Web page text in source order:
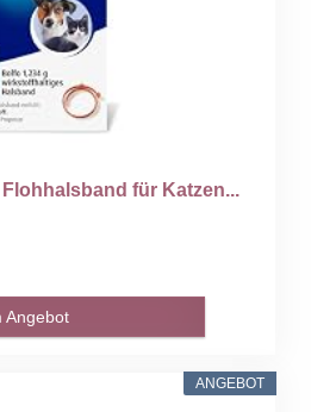
für Katzen...
Angebot
ANGEBOT